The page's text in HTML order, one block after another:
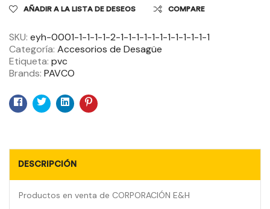
AÑADIR A LA LISTA DE DESEOS COMPARE
SKU: eyh-0001-1-1-1-1-2-1-1-1-1-1-1-1-1-1-1-1-1
Categoría: Accesorios de Desagüe
Etiqueta: pvc
Brands: PAVCO
Facebook
TwitterLinkedinPinterest
DESCRIPCIÓN
Productos en venta de CORPORACIÓN E&H